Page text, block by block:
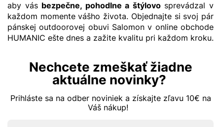
aby vás bezpečne, pohodlne a štýlovosprevádzal v
každom momente vášho života. Objednajte si svoj pár
pánskej outdoorovej obuvi Salomon v online obchode
HUMANIC ešte dnes a zažite kvalitu pri každom kroku.
Nechcete zmeškať žiadne
aktuálne novinky?
Prihláste sa na odber noviniek a získajte zľavu 10€ na
Váš nákup!